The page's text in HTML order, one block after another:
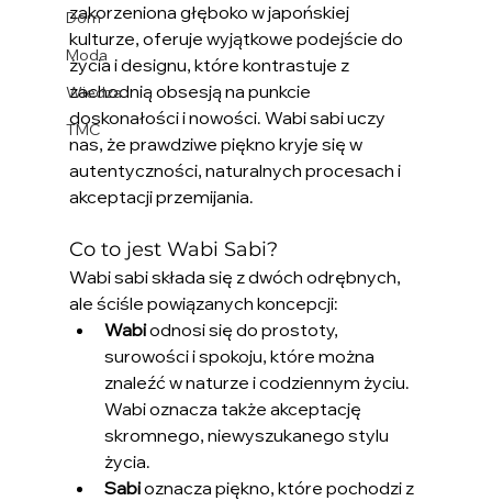
Dom
Moda
Wiedza
TMC
zakorzeniona głęboko w japońskiej
kulturze, oferuje wyjątkowe podejście do
życia i designu, które kontrastuje z
zachodnią obsesją na punkcie
doskonałości i nowości. Wabi sabi uczy
nas, że prawdziwe piękno kryje się w
autentyczności, naturalnych procesach i
akceptacji przemijania.
Co to jest Wabi Sabi?
Wabi sabi składa się z dwóch odrębnych,
ale ściśle powiązanych koncepcji:
Wabi odnosi się do prostoty,
surowości i spokoju, które można
znaleźć w naturze i codziennym życiu.
Wabi oznacza także akceptację
skromnego, niewyszukanego stylu
życia.
Sabi oznacza piękno, które pochodzi z